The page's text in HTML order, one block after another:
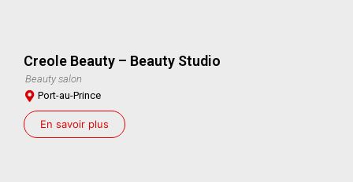
Creole Beauty – Beauty Studio
Beauty salon
Port-au-Prince
En savoir plus